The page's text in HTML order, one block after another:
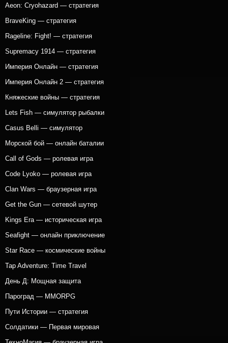
Aeon: Cryohazard — стратегия
BraveKing — стратегия
Rageline: Fight! — стратегия
Supremacy 1914 — стратегия
Империя Онлайн — стратегия
Империя Онлайн 2 — стратегия
Княжеские войны — стратегия
Lets Fish — симулятор рыбалки
Casus Belli — симулятор
Морской бой — онлайн баталии
Call of Gods — ролевая игра
Code Lyoko — ролевая игра
Clan Wars — браузерная игра
Get the Gun — сетевой шутер
Kings Era — историческая игра
Seafight — онлайн приключение
Star Race — космические войны
Tap Adventure: Time Travel
День Д: Мощная защита
Пароград — MMORPG
Пути Истории — стратегия
Солдатики — Первая мировая